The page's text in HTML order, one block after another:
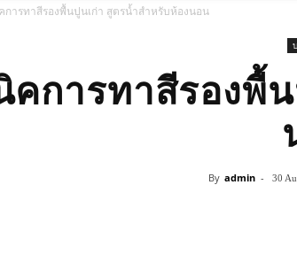
การทาสีรองพื้นปูนเก่า สูตรน้ำสำหรับห้องนอน
คการทาสีรองพื้
By admin - 30